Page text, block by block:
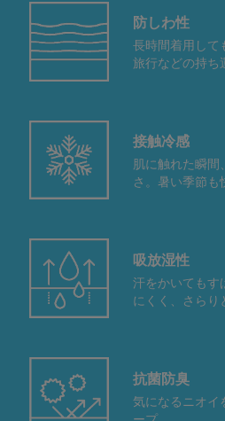
防しわ性
長時間着用して
旅行などの持ち
接触冷感
肌に触れた瞬間
さ。暑い季節も
吸放湿性
汗をかいてもす
にくく、さらり
抗菌防臭
気になるニオイ